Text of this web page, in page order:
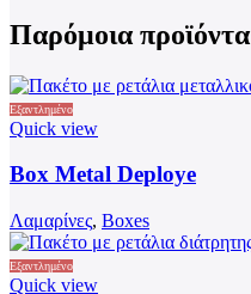
Παρόμοια προϊόντα
Εξαντλημένο
Quick view
Box Metal Deploye
Λαμαρίνες, Boxes
Εξαντλημένο
Quick view